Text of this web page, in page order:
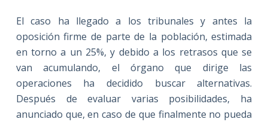
El caso ha llegado a los tribunales y antes la
oposición firme de parte de la población, estimada
en torno a un 25%, y debido a los retrasos que se
van acumulando, el órgano que dirige las
operaciones ha decidido buscar alternativas.
Después de evaluar varias posibilidades, ha
anunciado que, en caso de que finalmente no pueda